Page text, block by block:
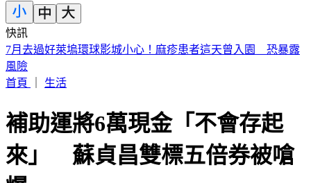
快訊
認了特赦不公平！杭特罕見受訪：父親拜登癌症已擴散
首頁
補助運將6萬現金「不會存起
來」 蘇貞昌雙標五倍券被嗆
爆